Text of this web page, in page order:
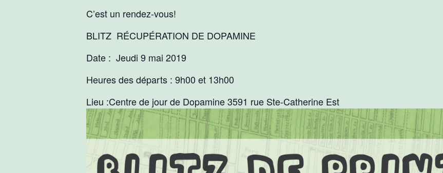
C’est un rendez-vous!
BLITZ RÉCUPÉRATION DE DOPAMINE
Date : Jeudi 9 mai 2019
Heures des départs : 9h00 et 13h00
Lieu :Centre de jour de Dopamine 3591 rue Ste-Catherine Est